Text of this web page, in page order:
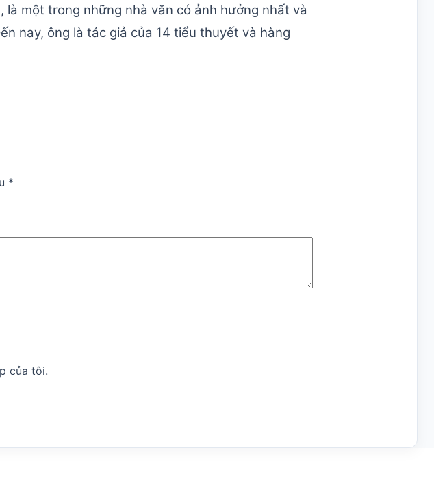
một trong những nhà văn có ảnh hưởng nhất và
nay, ông là tác giả của 14 tiểu thuyết và hàng
*
của tôi.